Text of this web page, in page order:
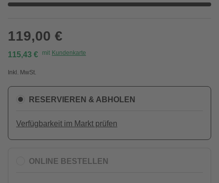
119,00 €
115,43 € mit Kundenkarte
Inkl. MwSt.
RESERVIEREN & ABHOLEN
Verfügbarkeit im Markt prüfen
ONLINE BESTELLEN